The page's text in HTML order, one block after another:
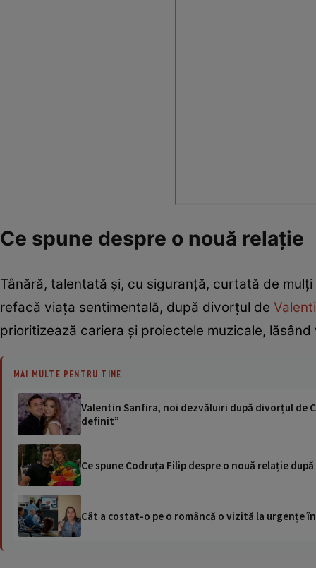
Ce spune despre o nouă relație
Tânără, talentată și, cu siguranță, curtată de
refacă viața sentimentală, după divorțul de
prioritizează cariera și proiectele muzicale,
MAI MULTE PENTRU TINE
Valentin Sanfira, noi dezvăluiri după divorțul de
definit”
Ce spune Codruța Filip despre o nouă relație
Cât a costat-o pe o româncă o vizită la urgențe